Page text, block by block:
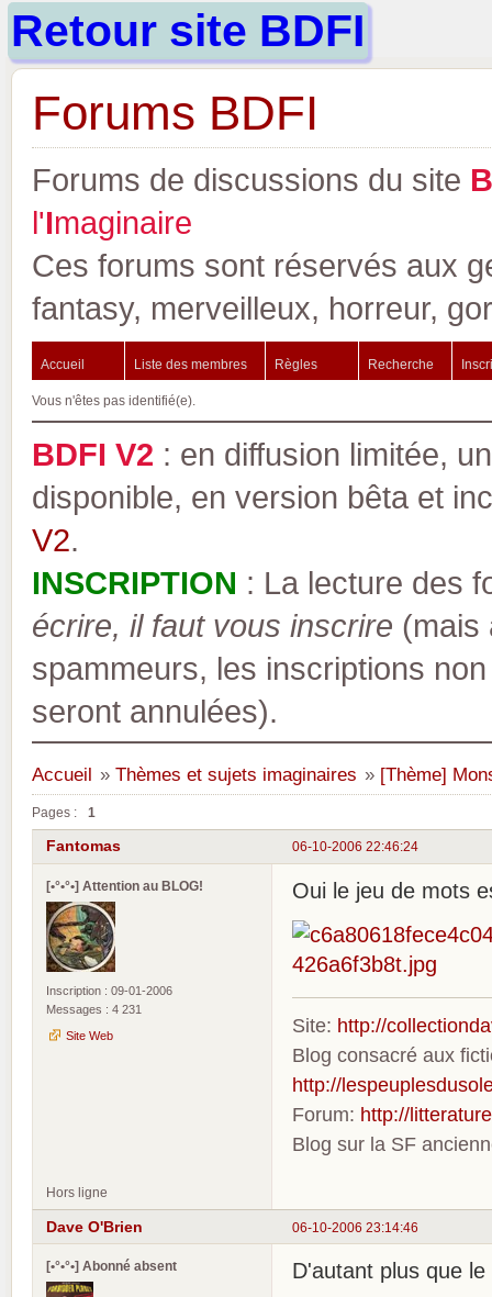
Retour site BDFI
Forums BDFI
Forums de discussions du site B
l'Imaginaire
Ces forums sont réservés aux
fantasy, merveilleux, horreur,
Accueil Liste des membres Règles Recherche
Vous n'êtes pas identifié(e).
BDFI V2 : en diffusion limitée,
disponible, en version bêta et
V2.
INSCRIPTION : La lecture des
écrire, il faut vous inscrire (mais
spammeurs, les inscriptions
seront annulées).
Accueil » Thèmes et sujets imaginaires » [Thème]
Pages : 1
06-10-2006 22:46:24
Fantomas
[•°•°•] Attention au BLOG!
Inscription : 09-01-2006
Messages : 4 231
Site Web
Oui le jeu de mots
Site: http://
Blog consacré aux
http://
Forum: http://
Blog sur la SF
Hors ligne
06-10-2006 23:14:46
Dave O'Brien
[•°•°•] Abonné absent D'autant plus que